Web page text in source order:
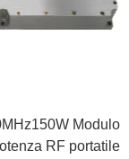
Modulo
RF portatile